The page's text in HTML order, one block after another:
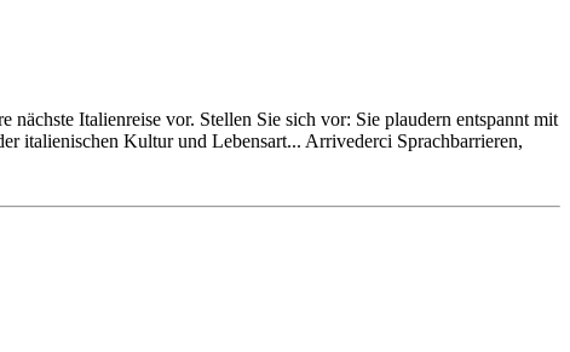
Italienreise vor. Stellen Sie sich vor: Sie plaudern entspannt mit
italienischen Kultur und Lebensart... Arrivederci Sprachbarrieren,